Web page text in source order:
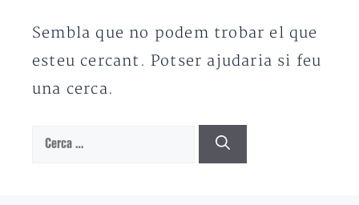
Sembla que no podem trobar el que
esteu cercant. Potser ajudaria si feu
una cerca.
Cerca: